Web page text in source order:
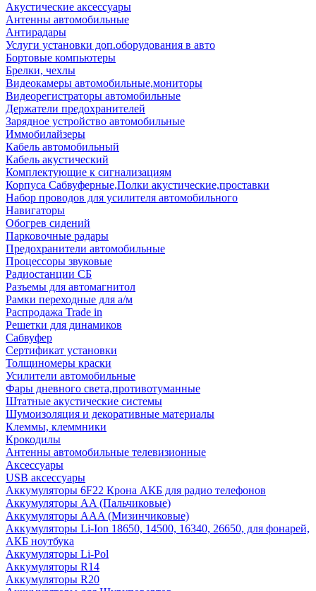
Акустические аксессуары
Антенны автомобильные
Антирадары
Услуги установки доп.оборудования в авто
Бортовые компьютеры
Брелки, чехлы
Видеокамеры автомобильные,мониторы
Видеорегистраторы автомобильные
Держатели предохранителей
Зарядное устройство автомобильные
Иммобилайзеры
Кабель автомобильный
Кабель акустический
Комплектующие к сигнализациям
Корпуса Сабвуферные,Полки акустические,проставки
Набор проводов для усилителя автомобильного
Навигаторы
Обогрев сидений
Парковочные радары
Предохранители автомобильные
Процессоры звуковые
Радиостанции СБ
Разъемы для автомагнитол
Рамки переходные для а/м
Распродажа Trade in
Решетки для динамиков
Сабвуфер
Сертификат установки
Толщиномеры краски
Усилители автомобильные
Фары дневного света,противотуманные
Штатные акустические системы
Шумоизоляция и декоративные материалы
Клеммы, клеммники
Крокодилы
Антенны автомобильные телевизионные
Аксессуары
USB аксессуары
Аккумуляторы 6F22 Крона АКБ для радио телефонов
Аккумуляторы AA (Пальчиковые)
Аккумуляторы AAA (Мизинчиковые)
Аккумуляторы Li-Ion 18650, 14500, 16340, 26650, для фонарей,
АКБ ноутбука
Аккумуляторы Li-Pol
Аккумуляторы R14
Аккумуляторы R20